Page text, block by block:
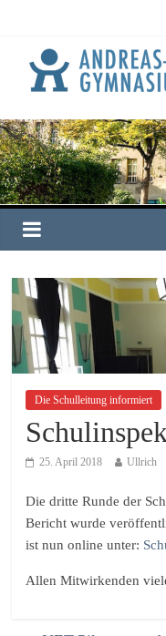
Die Schulleitung informiert
25. April 2018 Ullrich
Die dritte Runde der
Bericht wurde
ist nun online unter:
Allen Mitwirkenden